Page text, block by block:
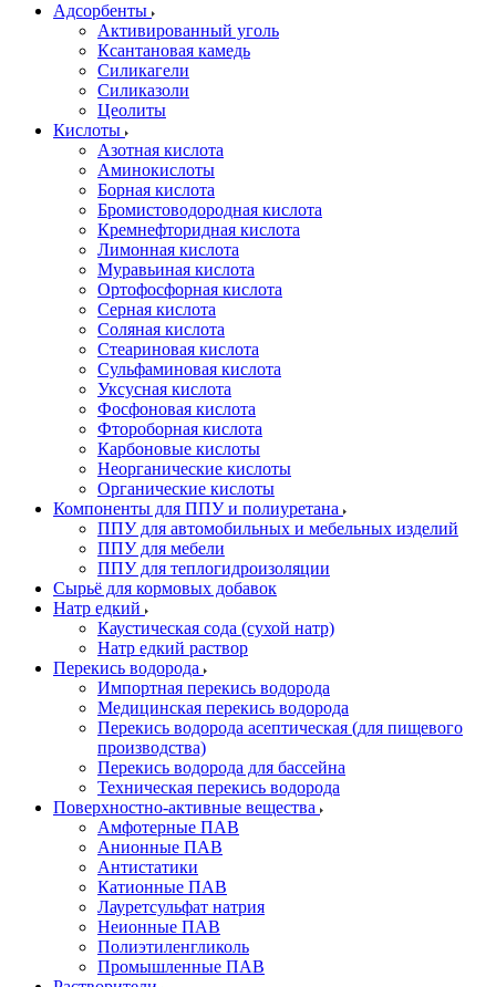
Адсорбенты
Активированный уголь
Ксантановая камедь
Силикагели
Силиказоли
Цеолиты
Кислоты
Азотная кислота
Аминокислоты
Борная кислота
Бромистоводородная кислота
Кремнефторидная кислота
Лимонная кислота
Муравьиная кислота
Ортофосфорная кислота
Серная кислота
Соляная кислота
Стеариновая кислота
Сульфаминовая кислота
Уксусная кислота
Фосфоновая кислота
Фтороборная кислота
Карбоновые кислоты
Неорганические кислоты
Органические кислоты
Компоненты для ППУ и полиуретана
ППУ для автомобильных и мебельных изделий
ППУ для мебели
ППУ для теплогидроизоляции
Сырьё для кормовых добавок
Натр едкий
Каустическая сода (сухой натр)
Натр едкий раствор
Перекись водорода
Импортная перекись водорода
Медицинская перекись водорода
Перекись водорода асептическая (для пищевого
производства)
Перекись водорода для бассейна
Техническая перекись водорода
Поверхностно-активные вещества
Амфотерные ПАВ
Анионные ПАВ
Антистатики
Катионные ПАВ
Лауретсульфат натрия
Неионные ПАВ
Полиэтиленгликоль
Промышленные ПАВ